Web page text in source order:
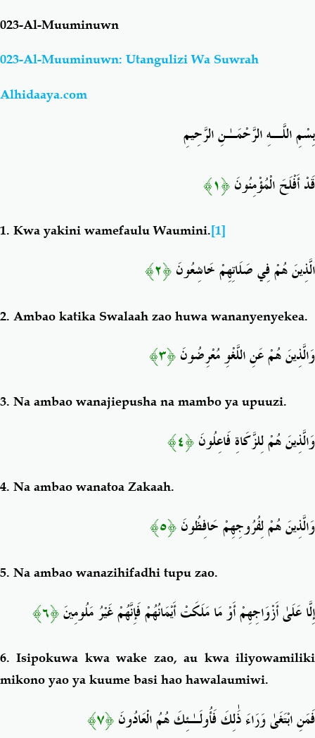
023-Al-Muuminuwn
023-Al-Muuminuwn: Utangulizi Wa Suwrah
Alhidaaya.com
بِسْمِ اللَّـهِ الرَّحْمَـٰنِ الرَّحِيمِ
قَدْ أَفْلَحَ الْمُؤْمِنُونَ﴿١﴾
1. Kwa yakini wamefaulu Waumini.[1]
الَّذِينَ هُمْ فِي صَلَاتِهِمْ خَاشِعُونَ﴿٢﴾
2. Ambao katika Swalaah zao huwa wananyenyekea.
وَالَّذِينَ هُمْ عَنِ اللَّغْوِ مُعْرِضُونَ﴿٣﴾
3. Na ambao wanajiepusha na mambo ya upuuzi.
وَالَّذِينَ هُمْ لِلزَّكَاةِ فَاعِلُونَ﴿٤﴾
4. Na ambao wanatoa Zakaah.
وَالَّذِينَ هُمْ لِفُرُوجِهِمْ حَافِظُونَ﴿٥﴾
5. Na ambao wanazihifadhi tupu zao.
إِلَّا عَلَىٰ أَزْوَاجِهِمْ أَوْ مَا مَلَكَتْ أَيْمَانُهُمْ فَإِنَّهُمْ غَيْرُ مَلُومِينَ﴿٦﴾
6.Isipokuwa kwa wake zao, au kwa iliyowamiliki
mikono yao ya kuume basi hao hawalaumiwi.
فَمَنِ ابْتَغَىٰ وَرَاءَ ذَٰلِكَ فَأُولَـٰئِكَ هُمُ الْعَادُونَ﴿٧﴾